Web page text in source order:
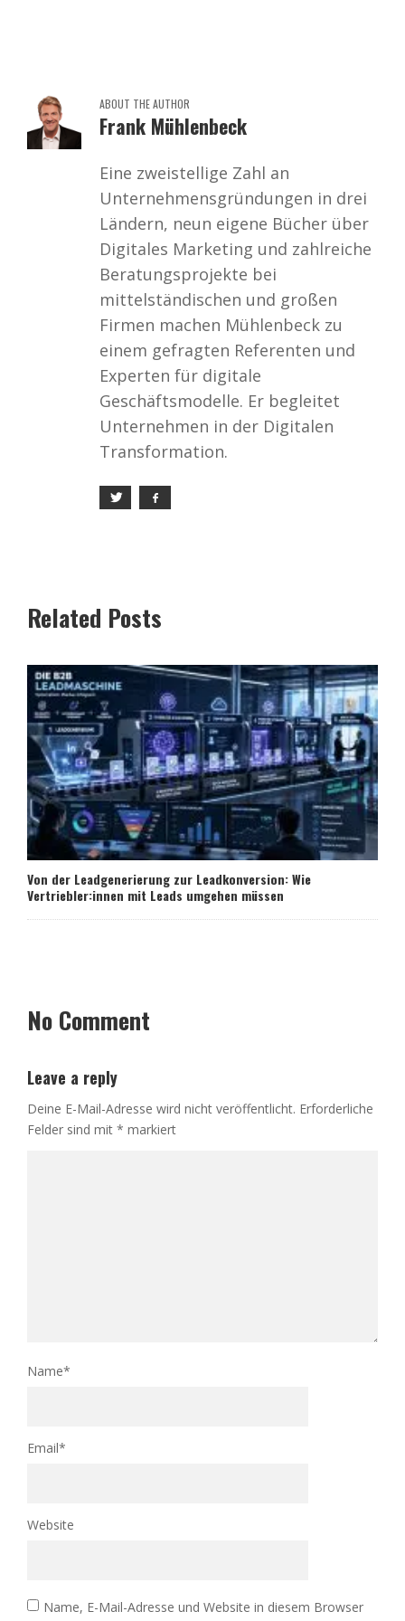
ABOUT THE AUTHOR
Frank Mühlenbeck
Eine zweistellige Zahl an
Unternehmensgründungen in drei
Ländern, neun eigene Bücher über
Digitales Marketing und zahlreiche
Beratungsprojekte bei
mittelständischen und großen
Firmen machen Mühlenbeck zu
einem gefragten Referenten und
Experten für digitale
Geschäftsmodelle. Er begleitet
Unternehmen in der Digitalen
Transformation.
Related Posts
Von der Leadgenerierung zur Leadkonversion: Wie
Vertriebler:innen mit Leads umgehen müssen
No Comment
Leave a reply
Deine E-Mail-Adresse wird nicht veröffentlicht. Erforderliche
Felder sind mit * markiert
Name*
Email*
Website
Name, E-Mail-Adresse und Website in diesem Browser